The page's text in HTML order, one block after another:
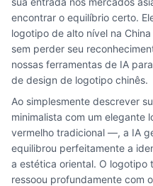
encontrar o equilíbrio certo.
logotipo de alto nível na
sem perder seu
nossas ferramentas de IA
de design de logotipo chinês.
Ao simplesmente descrever
minimalista com um elegante
vermelho tradicional —, a IA
equilibrou perfeitamente a
a estética oriental. O logotipo
ressoou profundamente com